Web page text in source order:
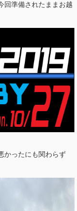
回準備されたままお越
かったにも関わらず